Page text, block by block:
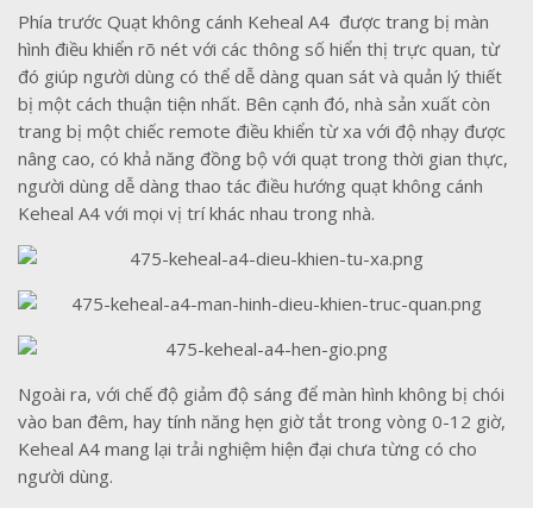
Phía trước Quạt không cánh Keheal A4 được trang bị màn
hình điều khiển rõ nét với các thông số hiển thị trực quan, từ
đó giúp người dùng có thể dễ dàng quan sát và quản lý thiết
bị một cách thuận tiện nhất. Bên cạnh đó, nhà sản xuất còn
trang bị một chiếc remote điều khiển từ xa với độ nhạy được
nâng cao, có khả năng đồng bộ với quạt trong thời gian thực,
người dùng dễ dàng thao tác điều hướng quạt không cánh
Keheal A4 với mọi vị trí khác nhau trong nhà.
Ngoài ra, với chế độ giảm độ sáng để màn hình không bị chói
vào ban đêm, hay tính năng hẹn giờ tắt trong vòng 0-12 giờ,
Keheal A4 mang lại trải nghiệm hiện đại chưa từng có cho
người dùng.